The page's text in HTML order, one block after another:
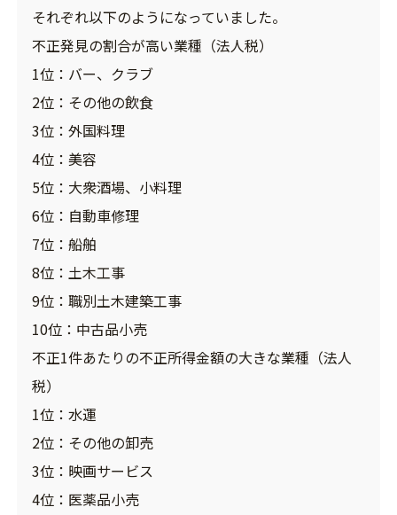
それぞれ以下のようになっていました。
不正発見の割合が高い業種（法人税）
1位：バー、クラブ
2位：その他の飲食
3位：外国料理
4位：美容
5位：大衆酒場、小料理
6位：自動車修理
7位：船舶
8位：土木工事
9位：職別土木建築工事
10位：中古品小売
不正1件あたりの不正所得金額の大きな業種（法人
税）
1位：水運
2位：その他の卸売
3位：映画サービス
4位：医薬品小売